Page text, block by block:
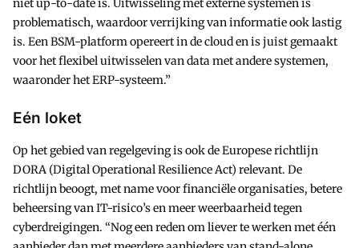
niet up-to-date is. Uitwisseling met externe systemen is
problematisch, waardoor verrijking van informatie ook lastig
is. Een BSM-platform opereert in de cloud en is juist gemaakt
voor het flexibel uitwisselen van data met andere systemen,
waaronder het ERP-systeem.”
Eén loket
Op het gebied van regelgeving is ook de Europese richtlijn
DORA (Digital Operational Resilience Act) relevant. De
richtlijn beoogt, met name voor financiële organisaties, betere
beheersing van IT-risico’s en meer weerbaarheid tegen
cyberdreigingen. “Nog een reden om liever te werken met één